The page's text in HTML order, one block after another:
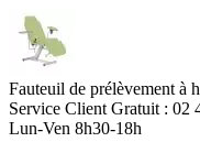
Fauteuil de prélèvement à
Service Client Gratuit : 02
Lun-Ven 8h30-18h